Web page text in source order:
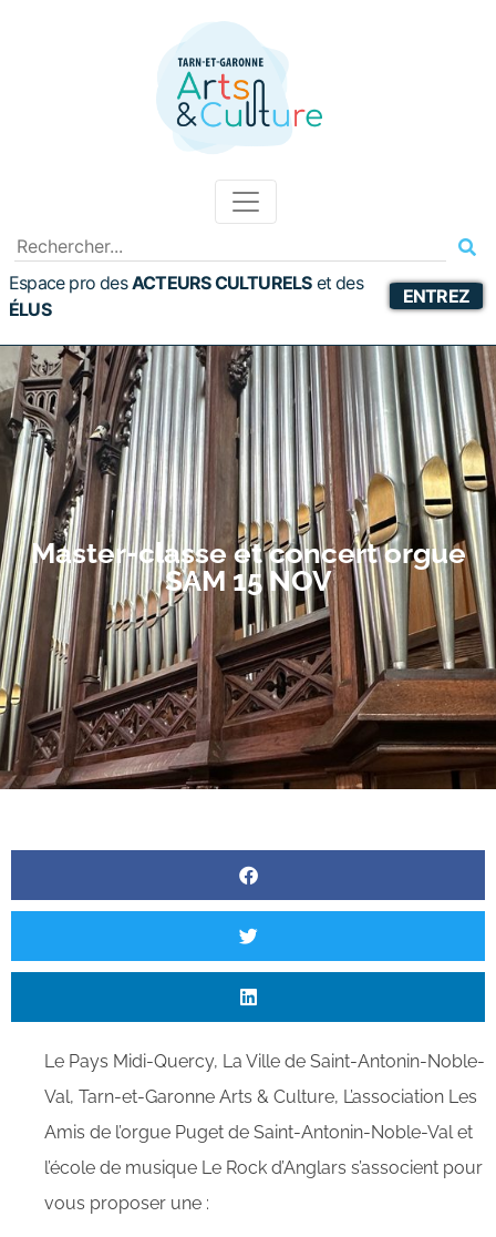
Espace pro desACTEURS CULTURELS etdes
ÉLUS
ENTREZ
Master-classe et concert orgue
SAM 15 NOV
Le Pays Midi-Quercy, La Ville de Saint-Antonin-Noble-
Val, Tarn-et-Garonne Arts & Culture, L’association Les
Amis de l’orgue Puget de Saint-Antonin-Noble-Val et
l’école de musique Le Rock d’Anglars s’associent pour
vous proposer une :